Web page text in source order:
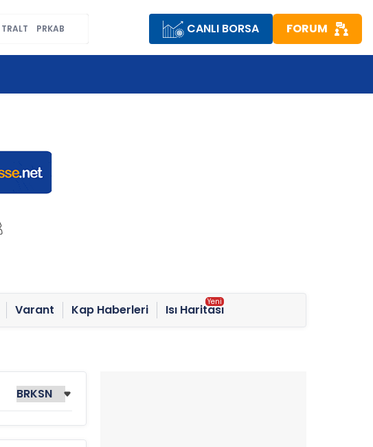
TRALT PRKAB CANLI BORSA FORUM
Varant Kap Haberleri Isı Haritası